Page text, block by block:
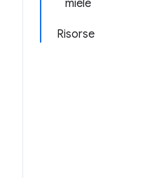
miele
Risorse